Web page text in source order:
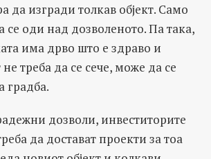
да изгради толкав објект. Само
се оди над дозволеното. Па така,
има дрво што е здраво и
треба да се сече, може да се
градба.
дозволи, инвеститорите
да достават проекти за тоа